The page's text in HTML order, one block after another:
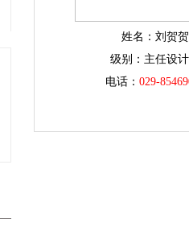
姓名：刘贺贺
级别：主任设
电话： 029-